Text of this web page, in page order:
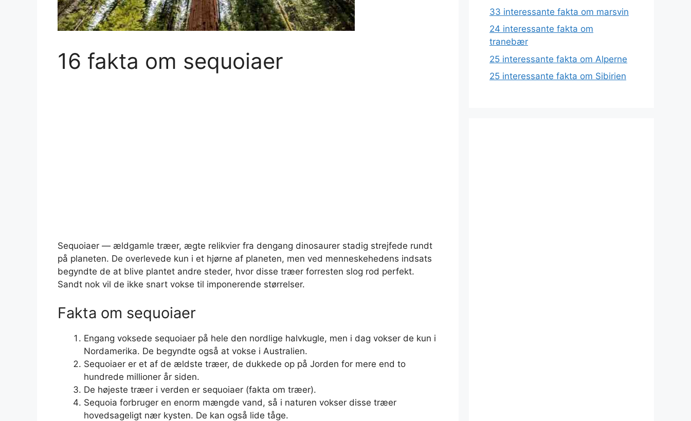
16 fakta om sequoiaer
Sequoiaer — ældgamle træer, ægte relikvier fra dengang dinosaurer stadig strejfede rundt
på planeten. De overlevede kun i et hjørne af planeten, men ved menneskehedens indsats
begyndte de at blive plantet andre steder, hvor disse træer forresten slog rod perfekt.
Sandt nok vil de ikke snart vokse til imponerende størrelser.
Fakta om sequoiaer
Engang voksede sequoiaer på hele den nordlige halvkugle, men i dag vokser de kun i
Nordamerika. De begyndte også at vokse i Australien.
Sequoiaer er et af de ældste træer, de dukkede op på Jorden for mere end to
hundrede millioner år siden.
De højeste træer i verden er sequoiaer (fakta om træer).
Sequoia forbruger en enorm mængde vand, så i naturen vokser disse træer
hovedsageligt nær kysten. De kan også lide tåge.
33 interessante fakta om marsvin
24 interessante fakta om
tranebær
25 interessante fakta om Alperne
25 interessante fakta om Sibirien